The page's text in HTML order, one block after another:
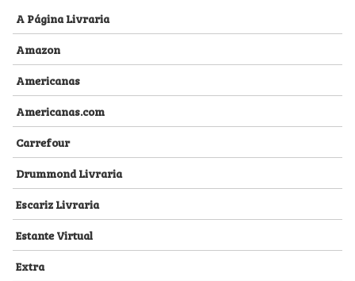
A Página Livraria
Amazon
Americanas
Americanas.com
Carrefour
Drummond Livraria
Escariz Livraria
Estante Virtual
Extra